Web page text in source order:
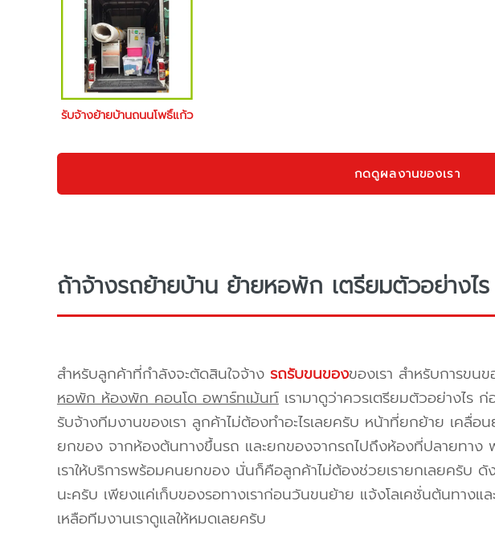
รับจ้างย้ายบ้านถนนโพธิ์แก้ว
กดดูผลงานของเรา
ถ้าจ้างรถย้ายบ้าน ย้ายหอพัก เตรียมตัวอย่างไ
สำหรับลูกค้าที่กำลังจะตัดสินใจจ้าง รถรับขนของของเรา สำหรับการขน
หอพัก ห้องพัก คอนโด อพาร์ทเม้นท์เรามาดูว่าควรเตรียมตัวอย่างไร
รับจ้างทีมงานของเรา ลูกค้าไม่ต้องทำอะไรเลยครับ หน้าที่ยกย้าย เคลื่อ
ยกของ จากห้องต้นทางขึ้นรถ และยกของจากรถไปถึงห้องที่ปลายทาง
เราให้บริการพร้อมคนยกของ นั่นก็คือลูกค้าไม่ต้องช่วยเรายกเลยครับ
นะครับ เพียงแค่เก็บของรอทางเราก่อนวันขนย้าย แจ้งโลเคชั่นต้นทางแ
เหลือทีมงานเราดูแลให้หมดเลยครับ